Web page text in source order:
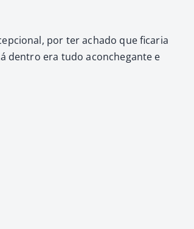
por ter acha­do que ficaria
den­tro era tudo aconchegante e